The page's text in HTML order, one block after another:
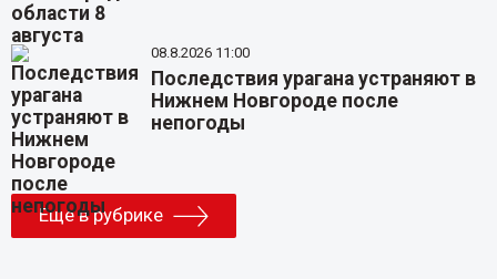
08.8.2026 11:00
Последствия урагана устраняют в
Нижнем Новгороде после
непогоды
Еще в рубрике